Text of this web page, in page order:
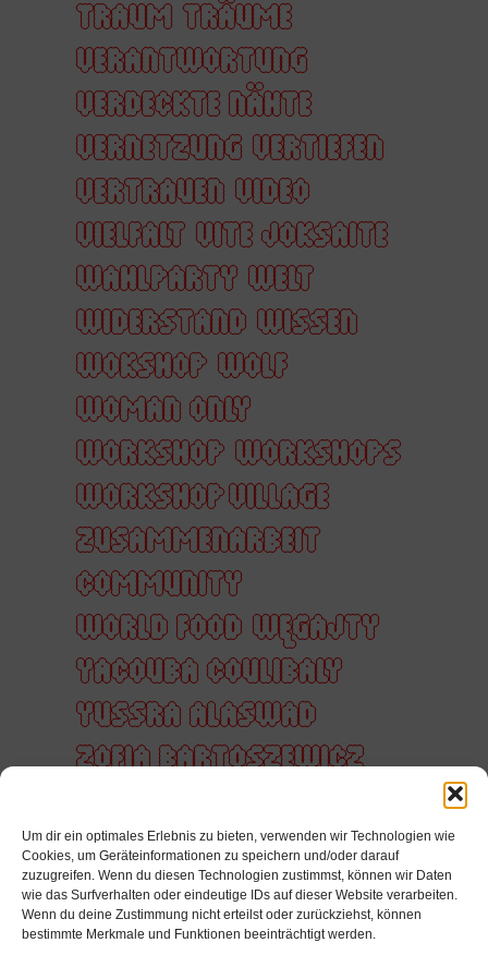
Um dir ein optimales Erlebnis zu bieten, verwenden wir Technologien wie
Cookies, um Geräteinformationen zu speichern und/oder darauf
zuzugreifen. Wenn du diesen Technologien zustimmst, können wir Daten
wie das Surfverhalten oder eindeutige IDs auf dieser Website verarbeiten.
Wenn du deine Zustimmung nicht erteilst oder zurückziehst, können
bestimmte Merkmale und Funktionen beeinträchtigt werden.
TRAUM TRÄUME
VERANTWORTUNG
VERDECKTE NÄHTE
VERNETZUNG VERTIEFEN
VERTRAUEN VIDEO
VIELFALT VITE JOKSAITE
WAHLPARTY WELT
WIDERSTAND WISSEN
WOKSHOP WOLF
WOMAN ONLY
WORKSHOP WORKSHOPS
WORKSHOP VILLAGE
ZUSAMMENARBEIT
COMMUNITY
WORLD FOOD WĘGAJTY
YACOUBA COULIBALY
YUSSRA ALASWAD
ZOFIA BARTOSZEWICZ
ZUSAMMEN
ZUSAMMENARBEIT
ZÄRTLICHKEIT